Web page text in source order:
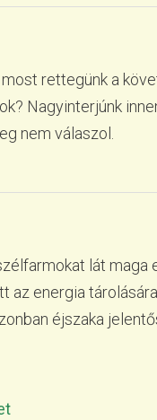
rettegünk a
Nagyinterjúnk
nem válaszol.
lát maga
energia
éjszaka